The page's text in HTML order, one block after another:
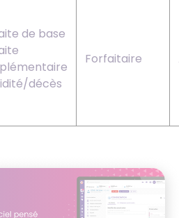
de base
décès
Forfaitaire